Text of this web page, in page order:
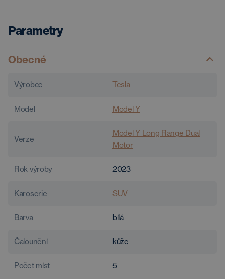
Parametry
Obecné
Výrobce Tesla
Model Model Y
Verze
Model Y Long Range Dual
Motor
Rok výroby 2023
Karoserie SUV
Barva bílá
Čalounění kůže
Počet míst 5